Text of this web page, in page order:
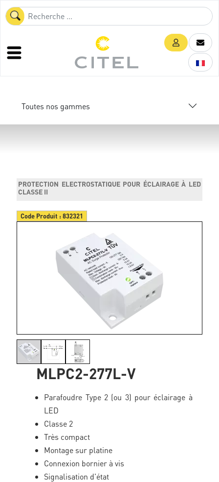
Toutes nos gammes
PROTECTION ELECTROSTATIQUE POUR ÉCLAIRAGE À LED
CLASSE II
Code Produit :832321
MLPC2-277L-V
Parafoudre Type 2 (ou 3) pour éclairage à
LED
Classe 2
Très compact
Montage sur platine
Connexion bornier à vis
Signalisation d'état